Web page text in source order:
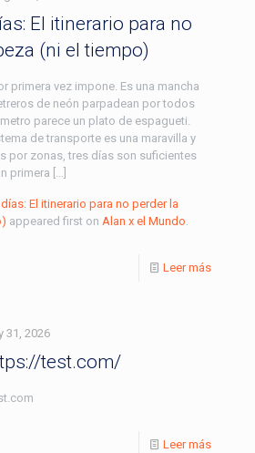
El itinerario para no
(ni el tiempo)
primera vez impone. Es una mancha
de neón parpadean por todos
parece un plato de espagueti.
de transporte es una maravilla y
por zonas, tres días son suficientes
primera […]
El itinerario para no perder la
appeared first on Alan x el Mundo.
Leer más
31, 2026
test.com/
Leer más